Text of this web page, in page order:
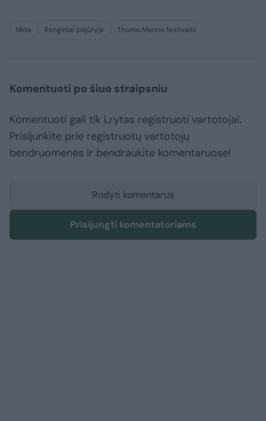
Nida Renginiai pajūryje Thomo Manno festivalis
Komentuoti po šiuo straipsniu
Komentuoti gali tik Lrytas registruoti vartotojai.
Prisijunkite prie registruotų vartotojų
bendruomenės ir bendraukite komentaruose!
Rodyti komentarus
Prisijungti komentatoriams